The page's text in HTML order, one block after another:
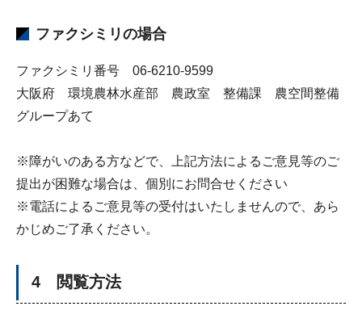
ファクシミリの場合
ファクシミリ番号 06-6210-9599
大阪府 環境農林水産部 農政室 整備課 農空間整備
グループあて
※障がいのある方などで、上記方法によるご意見等のご
提出が困難な場合は、個別にお問合せください
※電話によるご意見等の受付はいたしませんので、あら
かじめご了承ください。
4 閲覧方法